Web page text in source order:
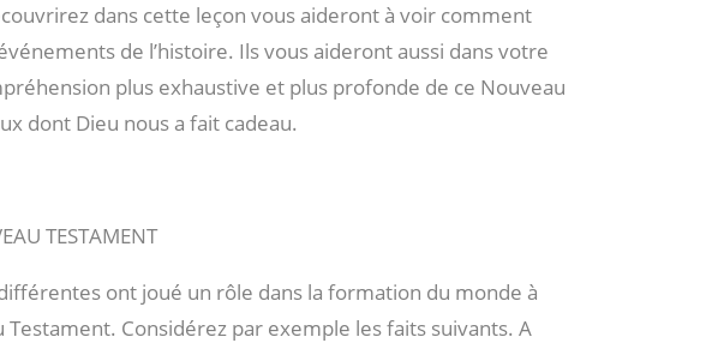
dans cette leçon vous aideront à voir comment
de l’histoire. Ils vous aideront aussi dans votre
plus exhaustive et plus profonde de ce Nouveau
dont Dieu nous a fait cadeau.
TESTAMENT
ont joué un rôle dans la formation du monde à
Testament. Considérez par exemple les faits suivants. A